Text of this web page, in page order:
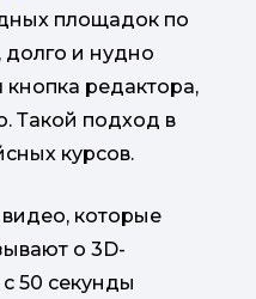
площадок по
и нудно
редактора,
Такой подход в
курсов.
которые
о 3D-
50 секунды